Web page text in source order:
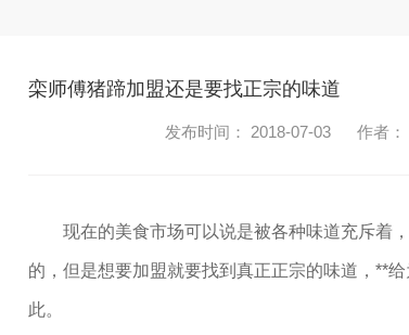
栾师傅猪蹄加盟还是要找正宗的味道
发布时间： 2018-07-03 作者：
现在的美食市场可以说是被各种味道充斥着
的，但是想要加盟就要找到真正正宗的味道，**给
此。